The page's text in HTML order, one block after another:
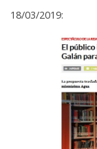
18/03/2019: